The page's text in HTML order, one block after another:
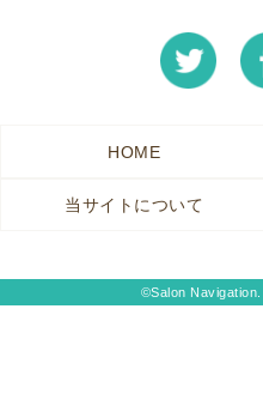
HOME
当サイトについて
©Salon